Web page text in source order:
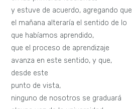
y estuve de acuerdo, agregando que
el mañana alteraría el sentido de lo
que habíamos aprendido,
que el proceso de aprendizaje
avanza en este sentido, y que,
desde este
punto de vista,
ninguno de nosotros se graduará